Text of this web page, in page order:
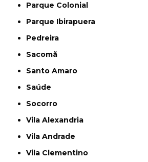
Parque Colonial
Parque Ibirapuera
Pedreira
Sacomã
Santo Amaro
Saúde
Socorro
Vila Alexandria
Vila Andrade
Vila Clementino